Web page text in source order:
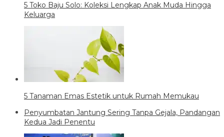
5 Toko Baju Solo: Koleksi Lengkap Anak Muda Hingga
Keluarga
5 Tanaman Emas Estetik untuk Rumah Memukau
Penyumbatan Jantung Sering Tanpa Gejala, Pandangan
Kedua Jadi Penentu